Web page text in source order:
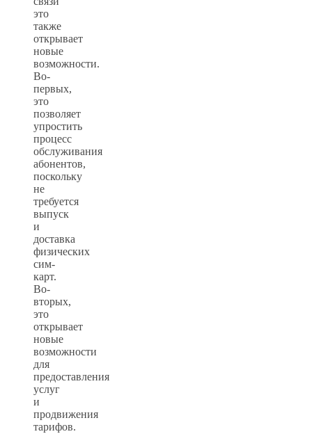
это
также
открывает
новые
возможности.
Во-
первых,
это
позволяет
упростить
процесс
обслуживания
абонентов,
поскольку
не
требуется
выпуск
и
доставка
физических
сим-
карт.
Во-
вторых,
это
открывает
новые
возможности
для
предоставления
услуг
и
продвижения
тарифов.